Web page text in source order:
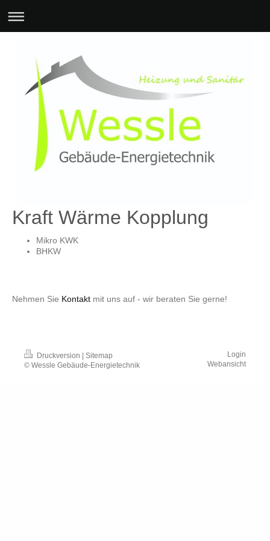
Kraft Wärme Kopplung
Mikro KWK
BHKW
Nehmen Sie Kontakt mit uns auf - wir beraten Sie gerne!
Druckversion
Sitemap
© Wessle Gebäude-Energietechnik
Login
Webansicht